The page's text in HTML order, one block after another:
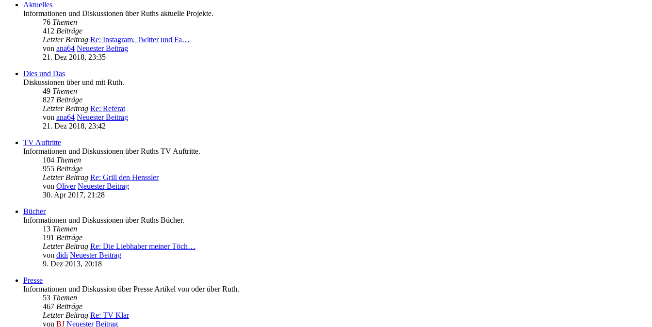
Aktuelles
Informationen und Diskussionen über Ruths aktuelle Projekte.
76 Themen
412 Beiträge
Letzter Beitrag Re: Instagram, Twitter und Fa…
von ana64 Neuester Beitrag
21. Dez 2018, 23:35
Dies und Das
Diskussionen über und mit Ruth.
49 Themen
827 Beiträge
Letzter Beitrag Re: Referat
von ana64 Neuester Beitrag
21. Dez 2018, 23:42
TV Auftritte
Informationen und Diskussionen über Ruths TV Auftritte.
104 Themen
955 Beiträge
Letzter Beitrag Re: Grill den Henssler
von Oliver Neuester Beitrag
30. Apr 2017, 21:28
Bücher
Informationen und Diskussionen über Ruths Bücher.
13 Themen
191 Beiträge
Letzter Beitrag Re: Die Liebhaber meiner Töch…
von didi Neuester Beitrag
9. Dez 2013, 20:18
Presse
Informationen und Diskussion über Presse Artikel von oder über Ruth.
53 Themen
467 Beiträge
Letzter Beitrag Re: TV Klar
von BJ Neuester Beitrag